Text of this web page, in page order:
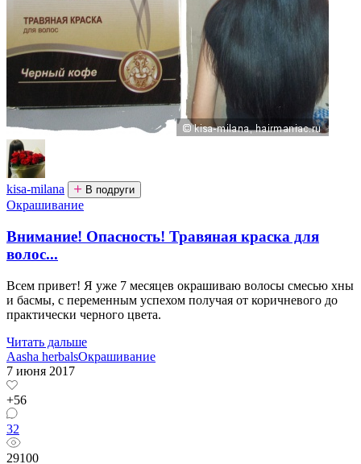
kisa-milana В подруги
Окрашивание
Внимание! Опасность! Травяная краска для
волос...
Всем привет! Я уже 7 месяцев окрашиваю волосы смесью хны
и басмы, с переменным успехом получая от коричневого до
практически черного цвета.
Читать дальше
Aasha herbalsОкрашивание
7 июня 2017
+56
32
29100